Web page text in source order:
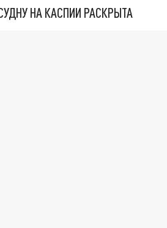
НА КАСПИИ РАСКРЫТА